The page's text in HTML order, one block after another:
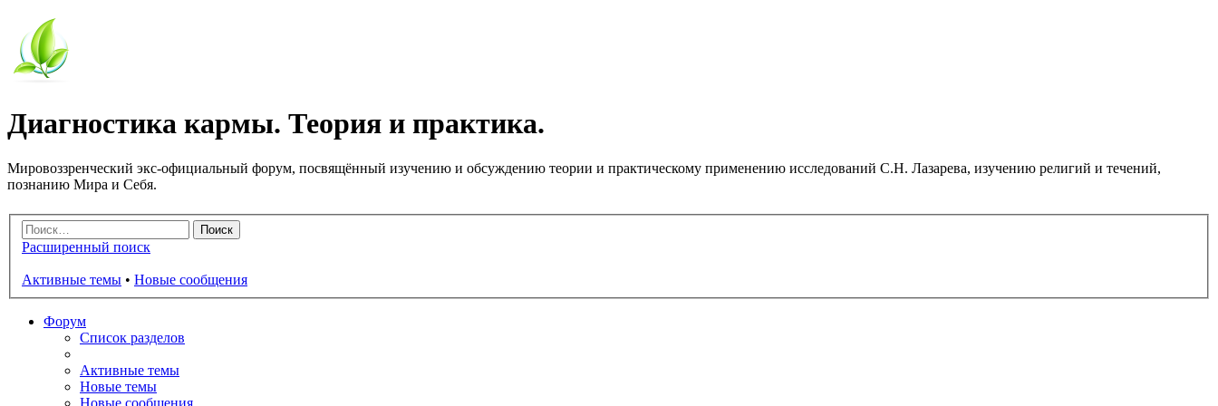
Диагностика кармы. Теория и практика.
Мировоззренческий экс-официальный форум, посвящённый изучению и обсуждению теории и практическому применению исследований С.Н. Лазарева, изучению религий и течений,
познанию Мира и Себя.
Расширенный поиск
Активные темы • Новые сообщения
Форум
Список разделов
Активные темы
Новые темы